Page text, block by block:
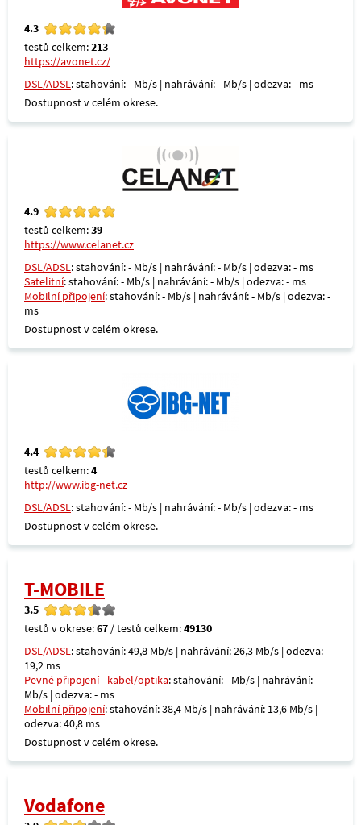
4.3
testů celkem:213
https://avonet.cz/
DSL/ADSL: stahování: - Mb/s | nahrávání: - Mb/s | odezva: - ms
Dostupnost v celém okrese.
4.9
testů celkem:39
https://www.celanet.cz
DSL/ADSL: stahování: - Mb/s | nahrávání: - Mb/s | odezva: - ms
Satelitní: stahování: - Mb/s | nahrávání: - Mb/s | odezva: - ms
Mobilní připojení: stahování: - Mb/s | nahrávání: - Mb/s | odezva: -
ms
Dostupnost v celém okrese.
4.4
testů celkem:4
http://www.ibg-net.cz
DSL/ADSL: stahování: - Mb/s | nahrávání: - Mb/s | odezva: - ms
Dostupnost v celém okrese.
T-MOBILE
3.5
testů v okrese:67 / testů celkem:49130
DSL/ADSL: stahování: 49,8 Mb/s | nahrávání: 26,3 Mb/s | odezva:
19,2 ms
Pevné připojení - kabel/optika: stahování: - Mb/s | nahrávání: -
Mb/s | odezva: - ms
Mobilní připojení: stahování: 38,4 Mb/s | nahrávání: 13,6 Mb/s |
odezva: 40,8 ms
Dostupnost v celém okrese.
Vodafone